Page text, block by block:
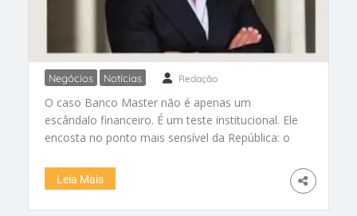
O banco, o púlpito e o Supremo
Negócios Notícias Redação
O caso Banco Master não é apenas um
escândalo financeiro. É um teste institucional. Ele
encosta no ponto mais sensível da República: o
de confiança pública. Quando o Banco Central
decretou a liquidação extrajudicial do Banco
Master, apontando fraudes na emissão de títulos
Leia Mais